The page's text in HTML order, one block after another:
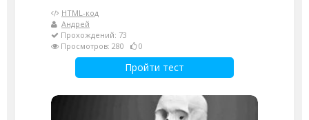
HTML-код
Андрей
Прохождений: 73
Просмотров: 280
0
Пройти тест